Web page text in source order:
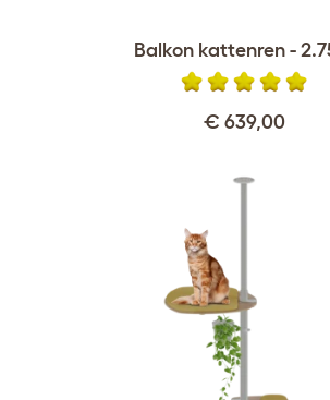
Balkon kattenren -
€ 639,00